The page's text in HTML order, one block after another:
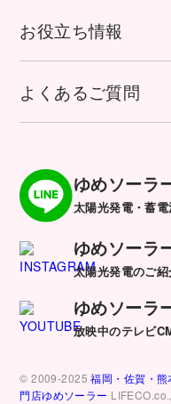
ゆめソーラ
太陽光発電・蓄
ゆめソーラ
太陽光発電のご
ゆめソーラ
放映中のテレビ
お役立ち情報
よくあるご質問
© 2009-2025福岡・佐賀・
門店ゆめソーラー